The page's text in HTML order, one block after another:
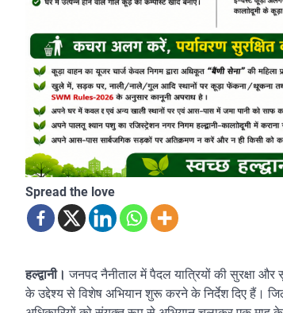
Spread the love
हल्द्वानी।जनपद नैनीताल में पैदल यात्रियों की सुरक्षा
के उद्देश्य से विशेष अभियान शुरू करने के निर्देश दिए हैं।